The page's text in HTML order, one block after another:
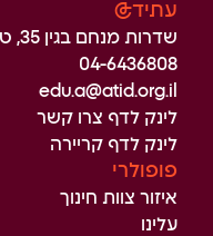
עתיד@
שדרות מנחם בגין 35, טירת הכרמל
04-6436808
edu.a@atid.org.il
לינק לדף צרו קשר
לינק לדף קריירה
פופולרי
איזור צוות חינוך
עלינו